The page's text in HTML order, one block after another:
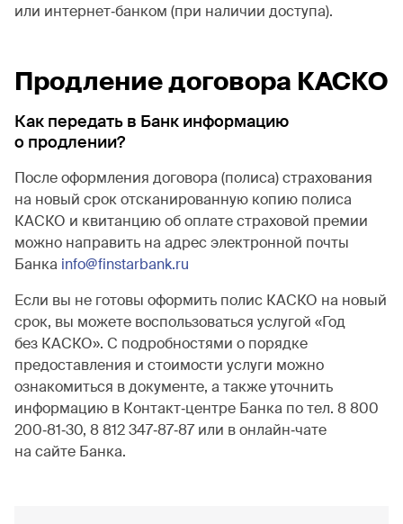
или интернет‐банком (при наличии доступа).
Продление договора КАСКО
Как передать в Банк информацию
о продлении?
После оформления договора (полиса) страхования
на новый срок отсканированную копию полиса
КАСКО и квитанцию об оплате страховой премии
можно направить на адрес электронной почты
Банка info@finstarbank.ru
Если вы не готовы оформить полис КАСКО на новый
срок, вы можете воспользоваться услугой «Год
без КАСКО». С подробностями о порядке
предоставления и стоимости услуги можно
ознакомиться в документе, а также уточнить
информацию в Контакт‐центре Банка по тел. 8 800
200‐81‐30, 8 812 347‐87‐87 или в онлайн‐чате
на сайте Банка.